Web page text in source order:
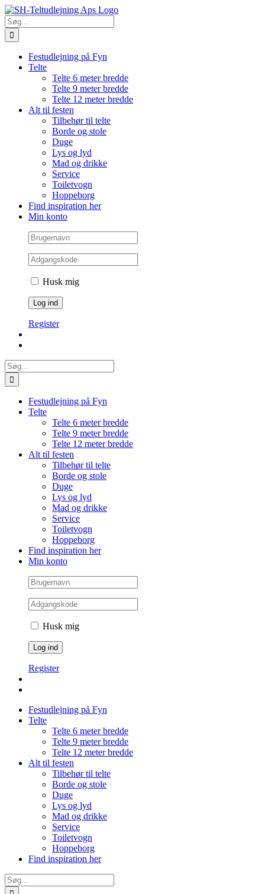
Skip
to
content
Facebook
E-
mail
Søg
efter:
Festudlejning på Fyn
Telte
Telte 6 meter bredde
Telte 9 meter bredde
Telte 12 meter bredde
Alt til festen
Tilbehør til telte
Borde og stole
Duge
Lys og lyd
Mad og drikke
Service
Toiletvogn
Hoppeborg
Find inspiration her
Min konto
Husk mig
Register
Søg
efter:
Festudlejning på Fyn
Telte
Telte 6 meter bredde
Telte 9 meter bredde
Telte 12 meter bredde
Alt til festen
Tilbehør til telte
Borde og stole
Duge
Lys og lyd
Mad og drikke
Service
Toiletvogn
Hoppeborg
Find inspiration her
Min konto
Husk mig
Register
Festudlejning på Fyn
Telte
Telte 6 meter bredde
Telte 9 meter bredde
Telte 12 meter bredde
Alt til festen
Tilbehør til telte
Borde og stole
Duge
Lys og lyd
Mad og drikke
Service
Toiletvogn
Hoppeborg
Find inspiration her
Søg
efter: